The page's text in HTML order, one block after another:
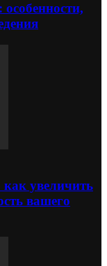
увеличить
вашего